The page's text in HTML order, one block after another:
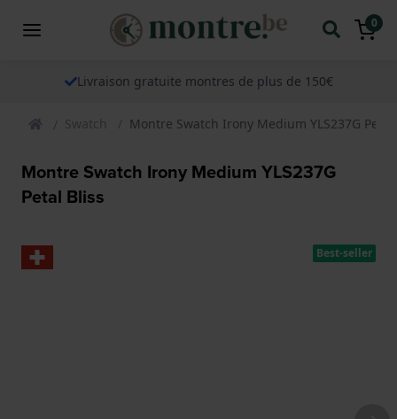
0
Livraison gratuite montres de plus de 150€
Swatch Montre Swatch Irony Medium YLS237G Petal
Montre Swatch Irony Medium YLS237G
Petal Bliss
Best-seller